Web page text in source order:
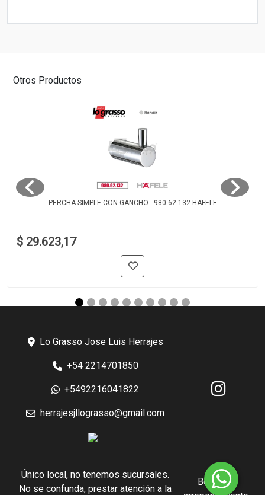
Otros Productos
PERCHA SIMPLE CON GANCHO - 980.62.132 HAFELE
$ 29.623,17
Lo Grasso Jose Luis Herrajes
+54 2214701850
+5492216041822
herrajesjllograsso@gmail.com
Único local, no tenemos sucursales.
No se confunda, prestar atención a la
Botón de